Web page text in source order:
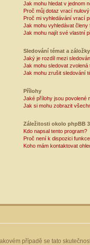
Jak mohu hledat v jednom
Proč můj dotaz vrací
Proč mi vyhledávání vrací
Jak mohu vyhledávat členy
Jak mohu najít své vlastní
Sledování témat a záložky
Jaký je rozdíl mezi
Jak mohu sledovat zvolená
Jak mohu zrušit sledování
Přílohy
Jaké přílohy jsou povolené
Jak si mohu zobrazit
Záležitosti okolo phpBB 3
Kdo napsal tento program?
Proč není k dispozici
Koho mám kontaktovat
případě se tato